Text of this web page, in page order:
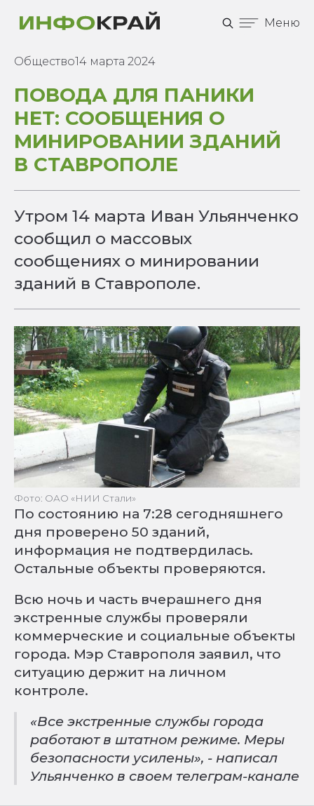
Меню
Общество14 марта 2024
ПОВОДА ДЛЯ ПАНИКИ
НЕТ: СООБЩЕНИЯ О
МИНИРОВАНИИ ЗДАНИЙ
В СТАВРОПОЛЕ
Утром 14 марта Иван Ульянченко
сообщил о массовых
сообщениях о минировании
зданий в Ставрополе.
Фото: ОАО «НИИ Стали»
По состоянию на 7:28 сегодняшнего
дня проверено 50 зданий,
информация не подтвердилась.
Остальные объекты проверяются.
Всю ночь и часть вчерашнего дня
экстренные службы проверяли
коммерческие и социальные объекты
города. Мэр Ставрополя заявил, что
ситуацию держит на личном
контроле.
«Все экстренные службы города
работают в штатном режиме. Меры
безопасности усилены», - написал
Ульянченко в своем телеграм-канале